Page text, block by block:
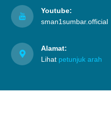
Youtube:
sman1sumbar.official
Alamat:
Lihat petunjuk arah